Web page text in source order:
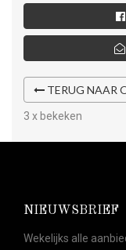
TERUG NAAR
3 x bekeken
NIEUWSBRIEF
Wekelijks alle